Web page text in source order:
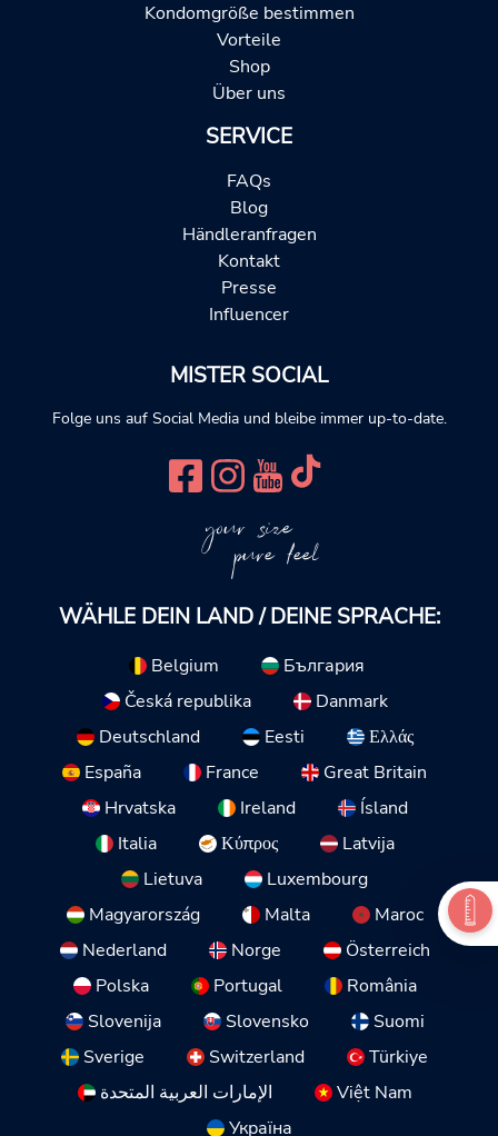
Kondomgröße bestimmen
Vorteile
Shop
Über uns
SERVICE
FAQs
Blog
Händleranfragen
Kontakt
Presse
Influencer
MISTER SOCIAL
Folge uns auf Social Media und bleibe immer up-to-date.
your size
pure feel
WÄHLE DEIN LAND / DEINE SPRACHE:
Belgium
България
Česká republika
Danmark
Deutschland
Eesti
Ελλάς
España
France
Great Britain
Hrvatska
Ireland
Ísland
Italia
Κύπρος
Latvija
Lietuva
Luxembourg
Magyarország
Malta
Maroc
Nederland
Norge
Österreich
Polska
Portugal
România
Slovenija
Slovensko
Suomi
Sverige
Switzerland
Türkiye
الإمارات العربية المتحدة
Việt Nam
Україна